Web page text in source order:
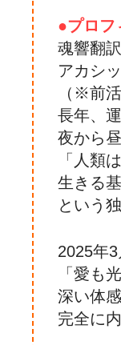
●プロフ
魂響翻
アカシ
（※前
長年、
夜から
「人類
生きる
という
2025年
「愛も
深い体
完全に